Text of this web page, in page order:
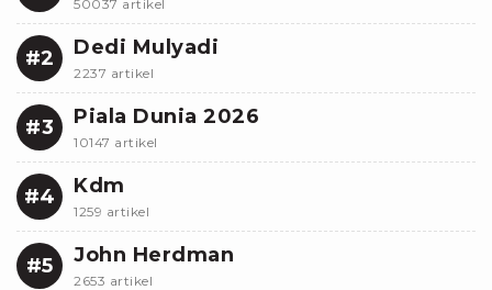
50037 artikel
#2 Dedi Mulyadi
2237 artikel
#3 Piala Dunia 2026
10147 artikel
#4 Kdm
1259 artikel
#5 John Herdman
2653 artikel